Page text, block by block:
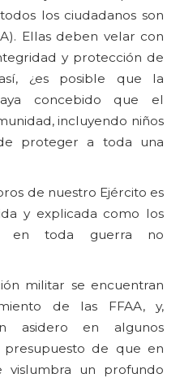
los ciudadanos son
Ellas deben velar con
y protección de
¿es posible que la
concebido que el
incluyendo niños
proteger a toda una
de nuestro Ejército es
y explicada como los
en toda guerra no
militar se encuentran
de las FFAA, y,
asidero en algunos
presupuesto de que en
vislumbra un profundo